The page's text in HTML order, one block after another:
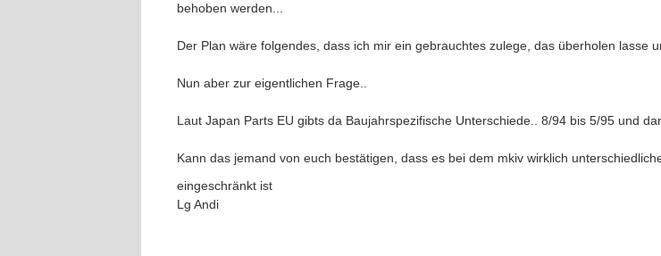
behoben werden...
Der Plan wäre folgendes, dass ich mir ein gebrauchtes zulege, das überholen lasse
Nun aber zur eigentlichen Frage..
Laut Japan Parts EU gibts da Baujahrspezifische Unterschiede.. 8/94 bis 5/95 und
Kann das jemand von euch bestätigen, dass es bei dem mkiv wirklich
eingeschränkt ist
Lg Andi